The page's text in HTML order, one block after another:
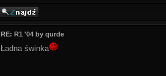
RE: R1 '04 by qurde
Ładna świnka